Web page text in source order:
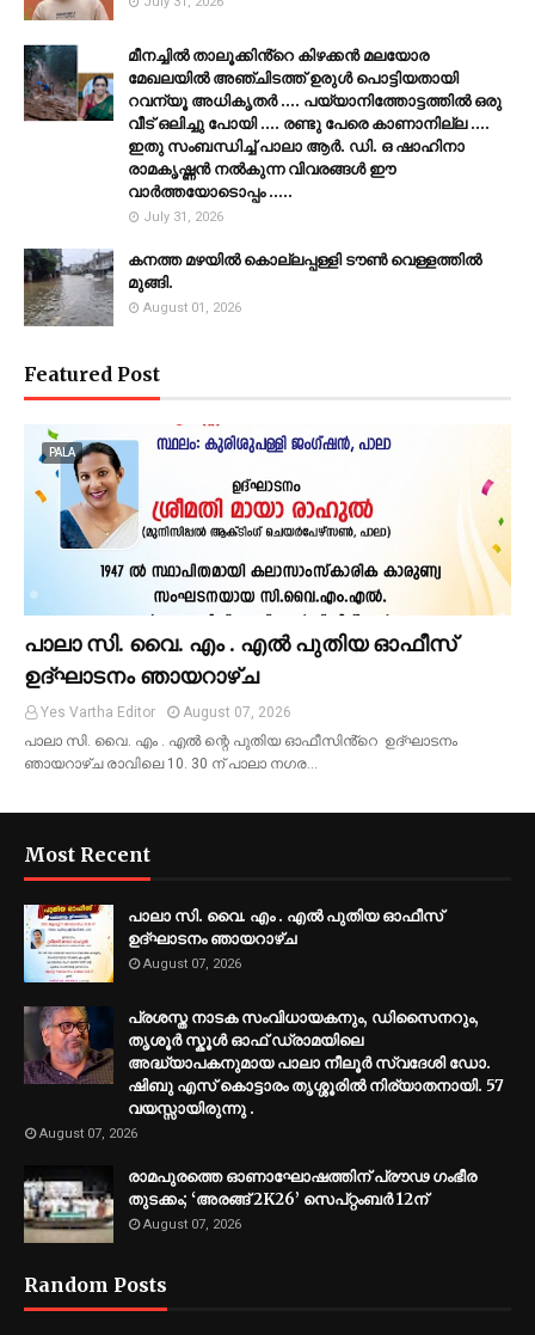
മീനച്ചിൽ താലൂക്കിൻ്റെ കിഴക്കൻ മലയോര
മേഖലയിൽ അഞ്ചിടത്ത് ഉരുൾ പൊട്ടിയതായി
റവന്യൂ അധികൃതർ .... പയ്യാനിത്തോട്ടത്തിൽ ഒരു
വീട് ഒലിച്ചു പോയി .... രണ്ടു പേരെ കാണാനില്ല ....
ഇതു സംബന്ധിച്ച് പാലാ ആർ. ഡി. ഒ ഷാഹിനാ
രാമകൃഷ്ണൻ നൽകുന്ന വിവരങ്ങൾ ഈ
വാർത്തയോടൊപ്പം .....
July 31, 2026
കനത്ത മഴയില്‍ കൊല്ലപ്പള്ളി ടൗണ്‍ വെള്ളത്തില്‍
മുങ്ങി.
August 01, 2026
Featured Post
PALA
പാലാ സി. വൈ. എം . എൽ പുതിയ ഓഫീസ്
ഉദ്ഘാടനം ഞായറാഴ്ച
Yes Vartha Editor
August 07, 2026
പാലാ സി. വൈ. എം . എൽ ന്റെ പുതിയ ഓഫീസിൻ്റെ ഉദ്ഘാടനം
ഞായറാഴ്ച രാവിലെ 10. 30 ന് പാലാ നഗര…
Most Recent
പാലാ സി. വൈ. എം . എൽ പുതിയ ഓഫീസ്
ഉദ്ഘാടനം ഞായറാഴ്ച
August 07, 2026
പ്രശസ്ത നാടക സംവിധായകനും, ഡിസൈനറും,
തൃശൂർ സ്കൂൾ ഓഫ് ഡ്രാമയിലെ
അദ്ധ്യാപകനുമായ പാലാ നീലൂർ സ്വദേശി ഡോ.
ഷിബു എസ് കൊട്ടാരം തൃശ്ശൂരിൽ നിര്യാതനായി. 57
വയസ്സായിരുന്നു .
August 07, 2026
രാമപുരത്തെ ഓണാഘോഷത്തിന് പ്രൗഢ ഗംഭീര
തുടക്കം; ‘അരങ്ങ് 2K26’ സെപ്റ്റംബർ 12ന്
August 07, 2026
Random Posts